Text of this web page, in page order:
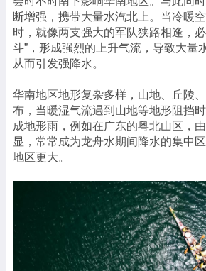
断增强，携带大量水汽北上。当冷暖
时，就像两支强大的军队狭路相逢，
斗”，形成强烈的上升气流，导致大量
从而引发强降水。
华南地区地形复杂多样，山地、丘陵
布，当暖湿气流遇到山地等地形阻挡
成地形雨，例如在广东的粤北山区，
显，常常成为龙舟水期间降水的集中
地区更大。